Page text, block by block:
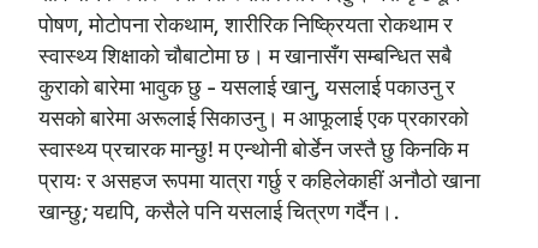
पोषण, मोटोपना रोकथाम, शारीरिक निष्क्रियता रोकथाम र
स्वास्थ्य शिक्षाको चौबाटोमा छ। म खानासँग सम्बन्धित सबै
कुराको बारेमा भावुक छु - यसलाई खानु, यसलाई पकाउनु र
यसको बारेमा अरूलाई सिकाउनु। म आफूलाई एक प्रकारको
स्वास्थ्य प्रचारक मान्छु! म एन्थोनी बोर्डेन जस्तै छु किनकि म
प्रायः र असहज रूपमा यात्रा गर्छु र कहिलेकाहीं अनौठो खाना
खान्छु; यद्यपि, कसैले पनि यसलाई चित्रण गर्दैन।.